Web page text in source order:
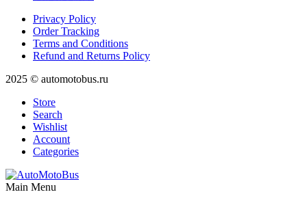
Privacy Policy
Order Tracking
Terms and Conditions
Refund and Returns Policy
2025 © automotobus.ru
Store
Search
Wishlist
Account
Categories
Main Menu